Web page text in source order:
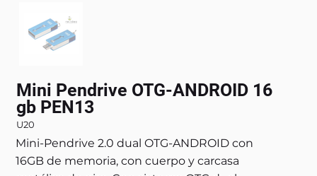
Mini Pendrive OTG-ANDROID 16
gb PEN13
U20
Mini-Pendrive 2.0 dual OTG-ANDROID con
16GB de memoria, con cuerpo y carcasa